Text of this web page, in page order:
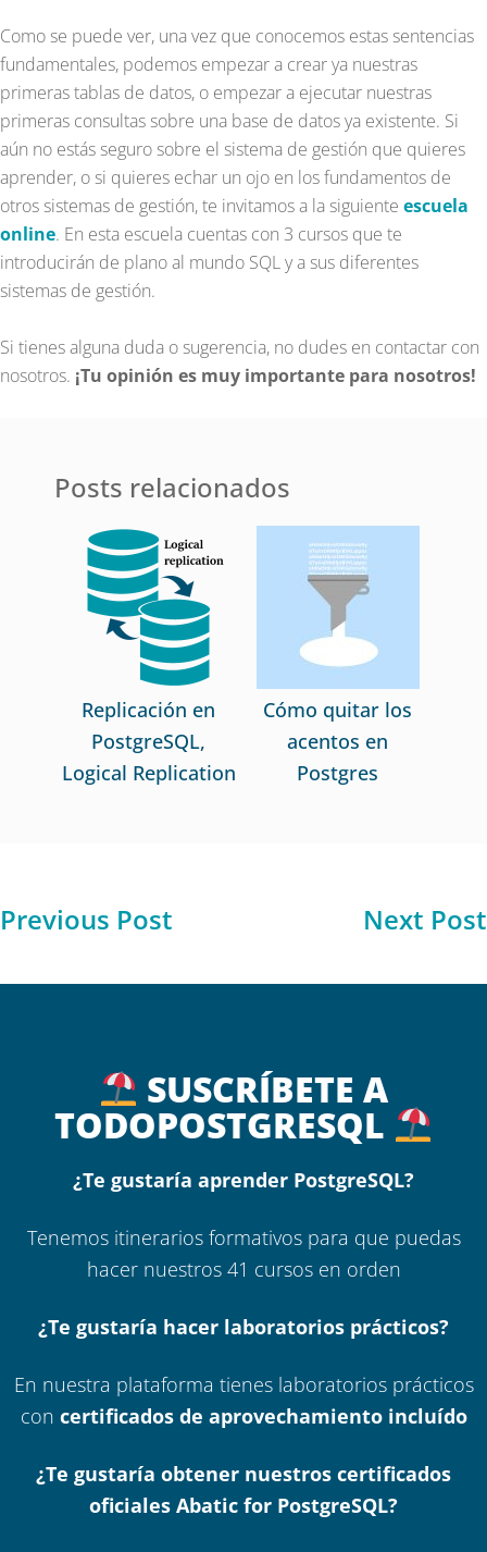
Como se puede ver, una vez que conocemos estas sentencias
fundamentales, podemos empezar a crear ya nuestras
primeras tablas de datos, o empezar a ejecutar nuestras
primeras consultas sobre una base de datos ya existente. Si
aún no estás seguro sobre el sistema de gestión que quieres
aprender, o si quieres echar un ojo en los fundamentos de
otros sistemas de gestión, te invitamos a la siguiente escuela
online. En esta escuela cuentas con 3 cursos que te
introducirán de plano al mundo SQL y a sus diferentes
sistemas de gestión.
Si tienes alguna duda o sugerencia, no dudes en contactar con
nosotros. ¡Tu opinión es muy importante para nosotros!
Posts relacionados
Replicación en
PostgreSQL,
Logical Replication
Cómo quitar los
acentos en
Postgres
Previous Post Next Post
SUSCRÍBETE A
TODOPOSTGRESQL
¿Te gustaría aprender PostgreSQL?
Tenemos itinerarios formativos para que puedas
hacer nuestros 41 cursos en orden
¿Te gustaría hacer laboratorios prácticos?
En nuestra plataforma tienes laboratorios prácticos
con certificados de aprovechamiento incluído
¿Te gustaría obtener nuestros certificados
oficiales Abatic for PostgreSQL?